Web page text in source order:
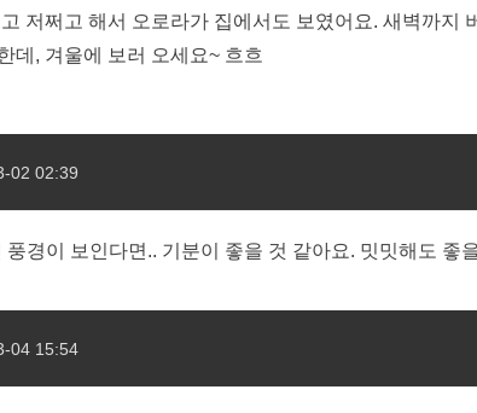
저쩌고 해서 오로라가 집에서도 보였어요. 새벽까
데, 겨울에 보러 오세요~ 흐흐
02 02:39
풍경이 보인다면.. 기분이 좋을 것 같아요. 밋밋해도 좋
04 15:54